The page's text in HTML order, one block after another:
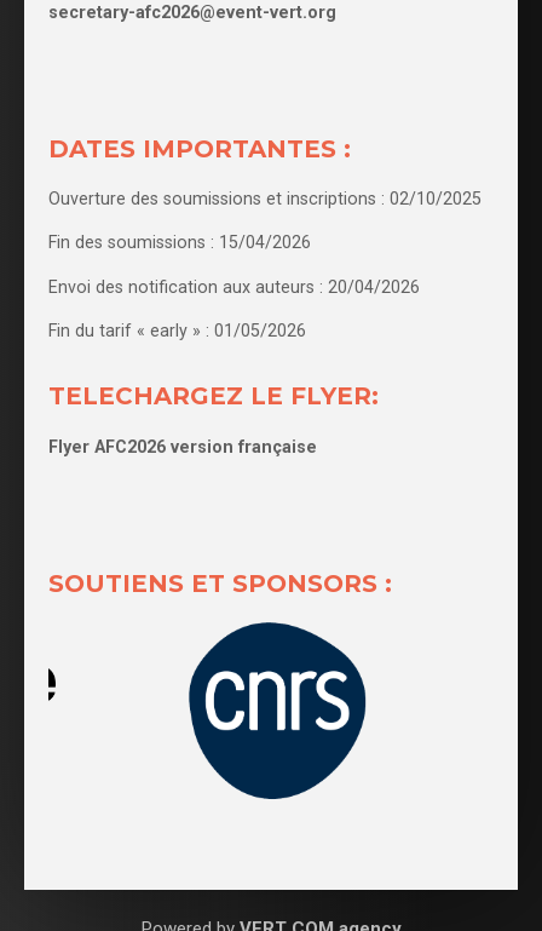
secretary-afc2026@event-vert.org
DATES IMPORTANTES :
Ouverture des soumissions et inscriptions : 02/10/2025
Fin des soumissions : 15/04/2026
Envoi des notification aux auteurs : 20/04/2026
Fin du tarif « early » : 01/05/2026
TELECHARGEZ LE FLYER:
Flyer AFC2026 version française
SOUTIENS ET SPONSORS :